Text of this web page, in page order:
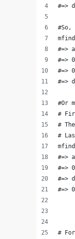
#=>
#=>
#=>
#=>
#=>
#Or
#
#
#
#=>
#=>
#=>
#=>
#